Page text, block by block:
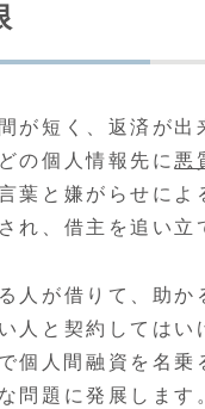
が短く、返済が出
の個人情報先に 悪
葉と嫌がらせによ
れ、借主を追い立
人が借りて、助か
人と契約してはい
人間融資を名乗
問題に発展します